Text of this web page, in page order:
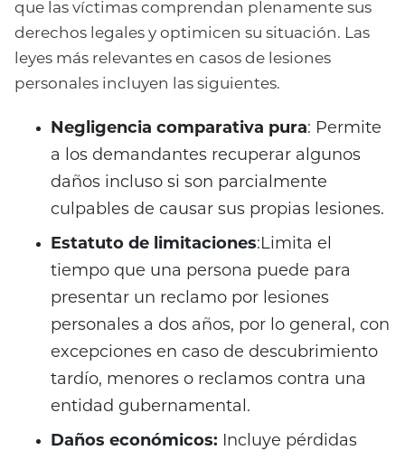
que las víctimas comprendan plenamente sus
derechos legales y optimicen su situación. Las
leyes más relevantes en casos de lesiones
personales incluyen las siguientes.
Negligencia comparativa pura: Permite
a los demandantes recuperar algunos
daños incluso si son parcialmente
culpables de causar sus propias lesiones.
Estatuto de limitaciones:Limita el
tiempo que una persona puede para
presentar un reclamo por lesiones
personales a dos años, por lo general, con
excepciones en caso de descubrimiento
tardío, menores o reclamos contra una
entidad gubernamental.
Daños económicos: Incluye pérdidas